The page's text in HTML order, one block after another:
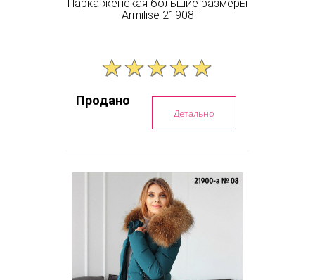
Парка женская большие размеры
Armilise 21908
Продано
Детально